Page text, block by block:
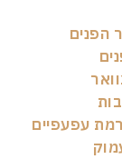
עפעפיים